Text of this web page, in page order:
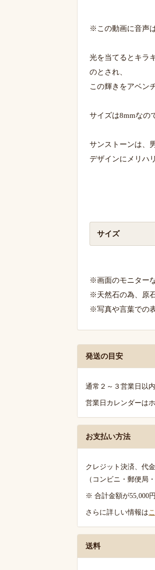
※この動画に音声
光を当てるとキラ
のとされ、
この輝きをアベン
サイズは8mmなの
サンストーンは、
デザインにメリハ
サイズ
※画面のモニター
※天然石の為、原
※写真や言葉での
い・
料
発送の目安
通常２～３営業日以
営業日カレンダーは
お支払い方法
クレジット決済、代
（コンビニ・郵便局
※ 合計金額が55,000
さらに詳しい情報は
送料